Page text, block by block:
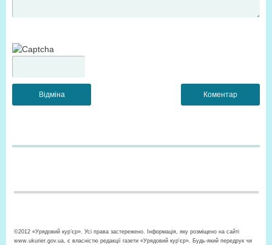
©2012 «Урядовий кур’єр». Усі права застережено. Інформація, яку розміщено на сайті
www.ukurier.gov.ua, є власністю редакції газети «Урядовий кур'єр». Будь-який передрук чи